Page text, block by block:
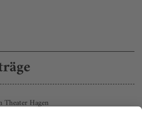
Theater Hagen